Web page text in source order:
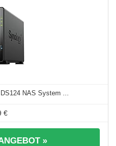
NAS System ...
€
»